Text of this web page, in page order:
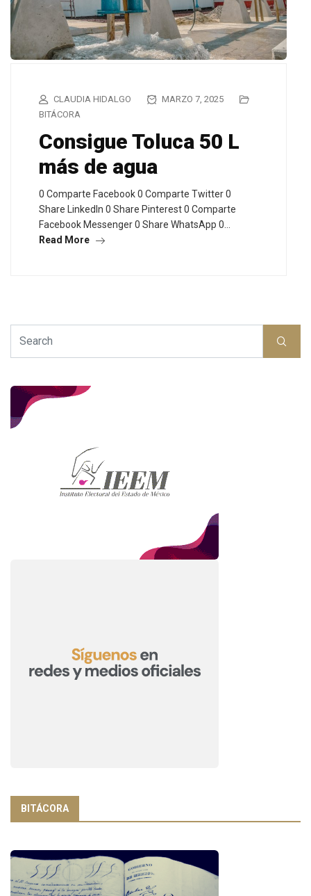
CLAUDIA HIDALGO
MARZO 7, 2025
BITÁCORA
Consigue Toluca 50 L
más de agua
0 Comparte Facebook 0 Comparte Twitter 0
Share LinkedIn 0 Share Pinterest 0 Comparte
Facebook Messenger 0 Share WhatsApp 0…
Read More
BITÁCORA